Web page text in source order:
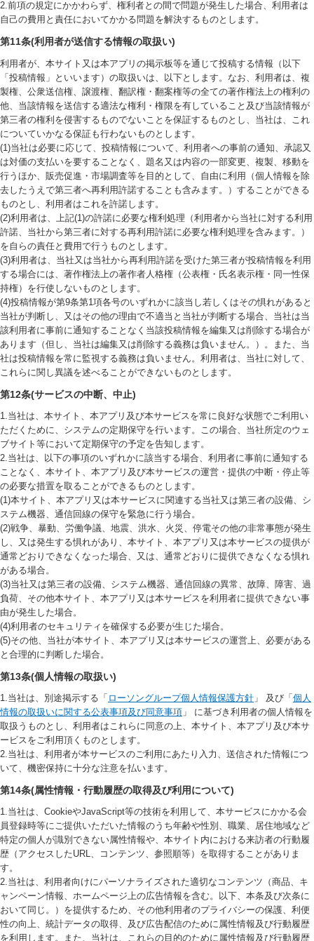
2.前項の規定にかかわらず、権利者との間で問題が発生した場合、利用者は
自己の費用と責任においてかかる問題を解決するものとします。
第11条(利用者が送信する情報の取扱い)
利用者が、本サイト又は本アプリの掲示板等を通じて投稿する情報（以下
「投稿情報」といいます）の取扱いは、以下とします。なお、利用者は、複
製権、公衆送信権、譲渡権、翻訳権・翻案権等の全ての著作権法上の権利の
他、当該情報を送信する適法な権利・権限を有していること及び当該情報が
第三者の権利を侵害するものでないことを保証するものとし、当社は、これ
についていかなる保証も行わないものとします。
(1)当社は必要に応じて、投稿情報について、利用者への事前の通知、承認又
は対価の支払いを要することなく、題名又は内容の一部変更、複製、移動を
行うほか、販売促進・市場調査等を目的として、自由に利用（個人情報を除
去したうえで第三者へ再利用許諾することも含みます。）することができる
ものとし、利用者はこれを許諾します。
(2)利用者は、上記(1)の許諾に必要な権利処理（利用者から当社に対する利用
許諾、当社から第三者に対する再利用許諾に必要な権利処理を含みます。）
を自らの責任と費用で行うものとします。
(3)利用者は、当社又は当社から再利用許諾を受けた第三者が投稿情報を利用
する場合には、著作権法上の著作者人格権（公表権・氏名表示権・同一性保
持権）を行使しないものとします。
(4)投稿情報が第9条第1項各号のいずれかに該当し若しくはその惧れがあると
当社が判断し、又はその他の理由で不適当と当社が判断する場合、当社は当
該利用者に事前に通知することなく当該投稿情報を編集又は削除する場合が
あります（但し、当社は編集又は削除する義務は負いません。）。また、当
社は投稿情報を常に監視する義務は負いません。利用者は、当社に対して、
これらに関し異議を述べることができないものとします。
第12条(サービスの中断、中止)
1.当社は、本サイト、本アプリ及び本サービスを常に良好な状態でご利用い
ただくために、システムの定期保守を行います。この場合、当社所定のウェ
ブサイト等において定期保守の予定を告知します。
2.当社は、以下の事項のいずれかに該当する場合、利用者に事前に通知する
ことなく、本サイト、本アプリ及び本サービスの運営・提供の中断・停止等
の必要な措置を取ることができるものとします。
(1)本サイト、本アプリ又は本サービスに関連する当社又は第三者の設備、シ
ステム機器、通信回線の保守を緊急に行う場合。
(2)戦争、暴動、労働争議、地震、洪水、火災、停電その他の非常事態が発生
し、又は発生する惧れがあり、本サイト、本アプリ又は本サービスの提供が
通常どおりできなくなった場合、又は、通常どおりに提供できなくなる惧れ
がある場合。
(3)当社又は第三者の設備、システム機器、通信回線の異常、故障、障害、過
負荷、その他本サイト、本アプリ又は本サービスを利用者に提供できない事
由が発生した場合。
(4)利用者のセキュリティを確保する必要が生じた場合。
(5)その他、当社が本サイト、本アプリ又は本サービスの運営上、必要がある
と合理的に判断した場合。
第13条(個人情報の取扱い)
1.当社は、別途掲示する「 ローソングループ個人情報保護方針 」 及び「 個人
情報の取扱いに関する公表事項及び同意事項 」 に基づき利用者の個人情報を
取扱うものとし、利用者はこれらに同意の上、本サイト、本アプリ及び本サ
ービスをご利用頂くものとします。
2.当社は、利用者が本サービスのご利用にあたり入力、送信された情報につ
いて、機密保持に十分な注意を払います。
第14条(属性情報・行動履歴の取得及び利用について)
1.当社は、CookieやJavaScript等の技術を利用して、本サービスにかかる会
員登録時等にご提供いただいた情報のうち年齢や性別、職業、居住地域など
特定の個人が識別できない属性情報や、本サイト内における来訪者の行動履
歴（アクセスしたURL、コンテンツ、参照順等）を取得することがありま
す。
2.当社は、利用者向けにパーソナライズされた適切なコンテンツ（商品、キ
ャンペーン情報、ホームページ上の広告情報を含む。以下、本条及び次条に
おいて同じ。）を提供するため、その他利用者のプライバシーの保護、利便
性の向上、統計データの取得、及び広告配信のために属性情報及び行動履歴
を利用します。また、当社は、これらの目的のために属性情報及び行動履歴